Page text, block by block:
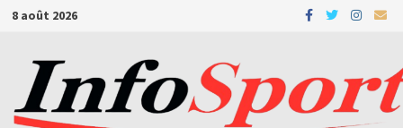
Passer
contenu
8 août 2026